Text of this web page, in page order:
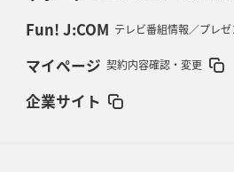
Fun! J:COM テレビ番組情報／プレ
マイページ 契約内容確認・変更
企業サイト